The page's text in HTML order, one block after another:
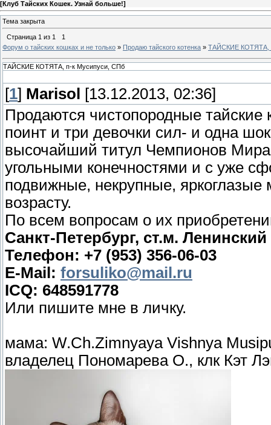
[Клуб Тайских Кошек. Узнай больше!]
Тема закрыта
Страница 1 из 1
1
Форум о тайских кошках и не только » Продаю тайского котенка » ТАЙСКИЕ КОТЯТА,
ТАЙСКИЕ КОТЯТА, п-к Мусипуси, СПб
[1] Marisol
[13.12.2013, 02:36]
Продаются чистопородные
поинт и три девочки сил- и одна
высочайший титул Чемпионов
угольными конечностями и с уже
подвижные, некрупные,
возрасту.
По всем вопросам о их
Санкт-Петербург, ст.м. Ленинский
Телефон: +7 (953) 356-06-03
E-Mail: forsuliko@mail.ru
ICQ: 648591778
Или пишите мне в личку.
мама: W.Ch.Zimnyaya Vishnya
владелец Пономарева О., клк Кэт